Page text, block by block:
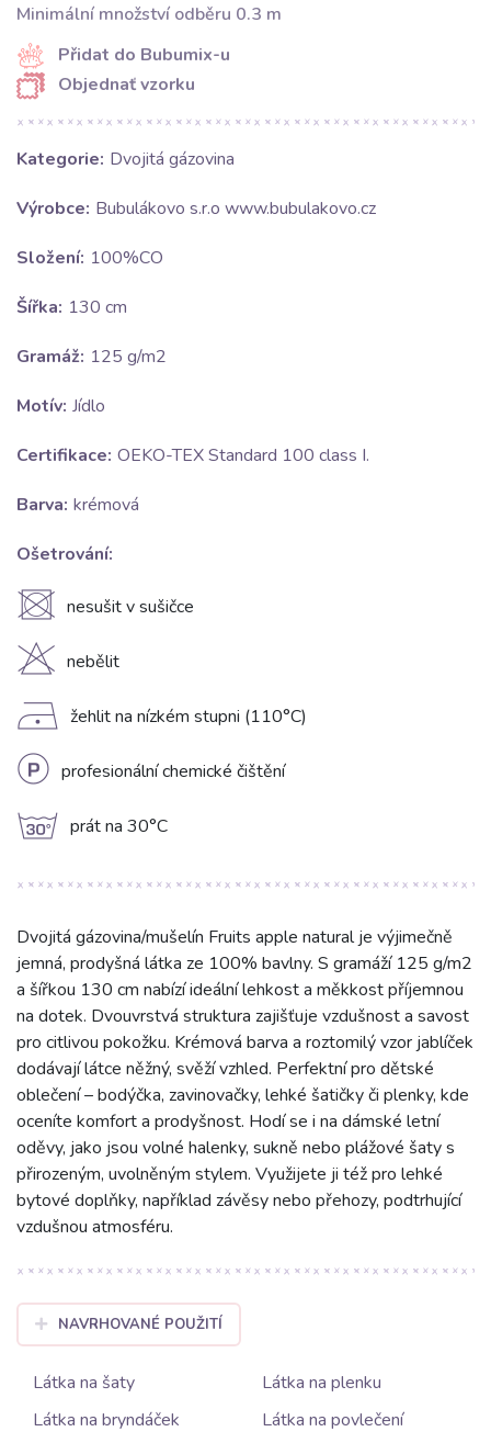
Minimální množství odběru 0.3 m
Přidat do Bubumix-u
Objednať vzorku
Kategorie: Dvojitá gázovina
Výrobce: Bubulákovo s.r.o www.bubulakovo.cz
Složení: 100%CO
Šířka: 130 cm
Gramáž: 125 g/m2
Motív: Jídlo
Certifikace: OEKO-TEX Standard 100 class I.
Barva: krémová
Ošetrování:
U nesušit v sušičce
H nebělit
D žehlit na nízkém stupni (110°C)
L profesionální chemické čištění
g prát na 30°C
Dvojitá gázovina/mušelín Fruits apple natural je výjimečně
jemná, prodyšná látka ze 100% bavlny. S gramáží 125 g/m2
a šířkou 130 cm nabízí ideální lehkost a měkkost příjemnou
na dotek. Dvouvrstvá struktura zajišťuje vzdušnost a savost
pro citlivou pokožku. Krémová barva a roztomilý vzor jablíček
dodávají látce něžný, svěží vzhled. Perfektní pro dětské
oblečení – bodýčka, zavinovačky, lehké šatičky či plenky, kde
oceníte komfort a prodyšnost. Hodí se i na dámské letní
oděvy, jako jsou volné halenky, sukně nebo plážové šaty s
přirozeným, uvolněným stylem. Využijete ji též pro lehké
bytové doplňky, například závěsy nebo přehozy, podtrhující
vzdušnou atmosféru.
NAVRHOVANÉ POUŽITÍ
Látka na šaty
Látka na plenku
Látka na bryndáček
Látka na povlečení